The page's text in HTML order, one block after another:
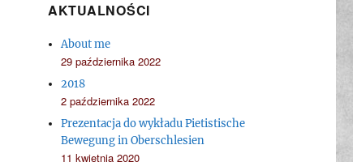
AKTUALNOŚCI
About me
29 października 2022
2018
2 października 2022
Prezentacja do wykładu Pietistische
Bewegung in Oberschlesien
11 kwietnia 2020